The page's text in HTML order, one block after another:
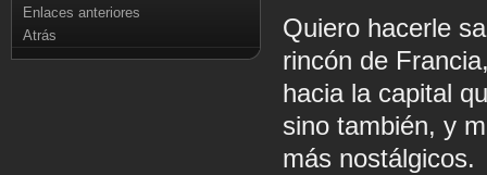
Enlaces anteriores
Atrás
Quiero hacerle
rincón de
hacia la capital
sino también, y
más nostálgicos.